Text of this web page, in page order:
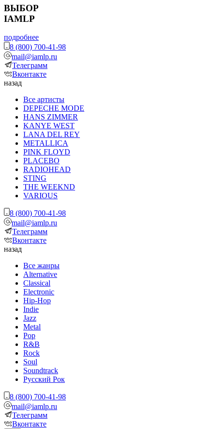
ВЫБОР
IAMLP
подробнее
8 (800) 700-41-98
mail@iamlp.ru
Телеграмм
Вконтакте
назад
Все артисты
DEPECHE MODE
HANS ZIMMER
KANYE WEST
LANA DEL REY
METALLICA
PINK FLOYD
PLACEBO
RADIOHEAD
STING
THE WEEKND
VARIOUS
8 (800) 700-41-98
mail@iamlp.ru
Телеграмм
Вконтакте
назад
Все жанры
Alternative
Classical
Electronic
Hip-Hop
Indie
Jazz
Metal
Pop
R&B
Rock
Soul
Soundtrack
Русский Рок
8 (800) 700-41-98
mail@iamlp.ru
Телеграмм
Вконтакте